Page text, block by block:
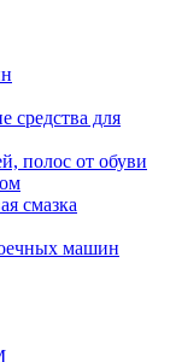
средства для
полос от обуви
смазка
машин